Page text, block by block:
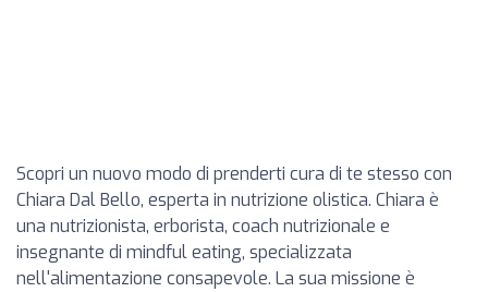
Scopri un nuovo modo di prenderti cura di te stesso con
Chiara Dal Bello, esperta in nutrizione olistica. Chiara è
una nutrizionista, erborista, coach nutrizionale e
insegnante di mindful eating, specializzata
nell'alimentazione consapevole. La sua missione è